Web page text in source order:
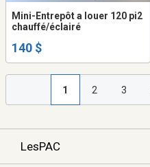
Mini-Entrepôt a louer 120 pi2
chauffé/éclairé
140 $
1 2 3
LesPAC